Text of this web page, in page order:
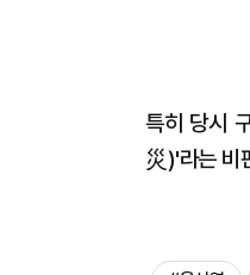
특히 당시
災)'라는 비